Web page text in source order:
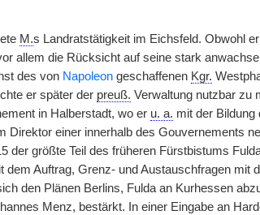
M.s Landratstätigkeit im Eichsfeld. Obwohl
allem die Rücksicht auf seine stark
des von Napoleongeschaffenen Kgr.
er später der preuß. Verwaltung nutzbar zu
in Halberstadt, wo er u. a. mit der Bildung
einer innerhalb des Gouvernements
der größte Teil des früheren Fürstbistums
Auftrag, Grenz- und Austauschfragen mit
den Plänen Berlins, Fulda an Kurhessen
Menz, bestärkt. In einer Eingabe an